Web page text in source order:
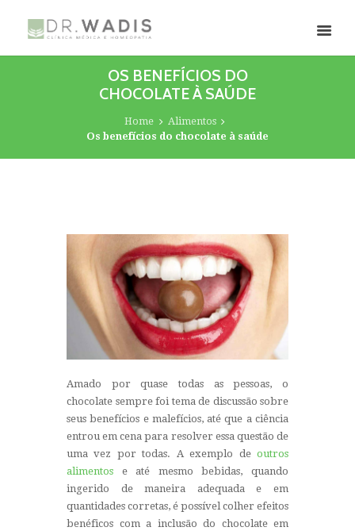
OS BENEFÍCIOS DO
CHOCOLATE À SAÚDE
Home
Alimentos
Os benefícios do chocolate à saúde
Amado por quase todas as pessoas, o
chocolate sempre foi tema de discussão sobre
seus benefícios e malefícios, até que a ciência
entrou em cena para resolver essa questão de
uma vez por todas. A exemplo de outros
alimentos e até mesmo bebidas, quando
ingerido de maneira adequada e em
quantidades corretas, é possível colher efeitos
benéficos com a inclusão do chocolate em